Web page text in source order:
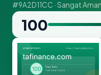
#9A2D11CC · Sangat Aman
100